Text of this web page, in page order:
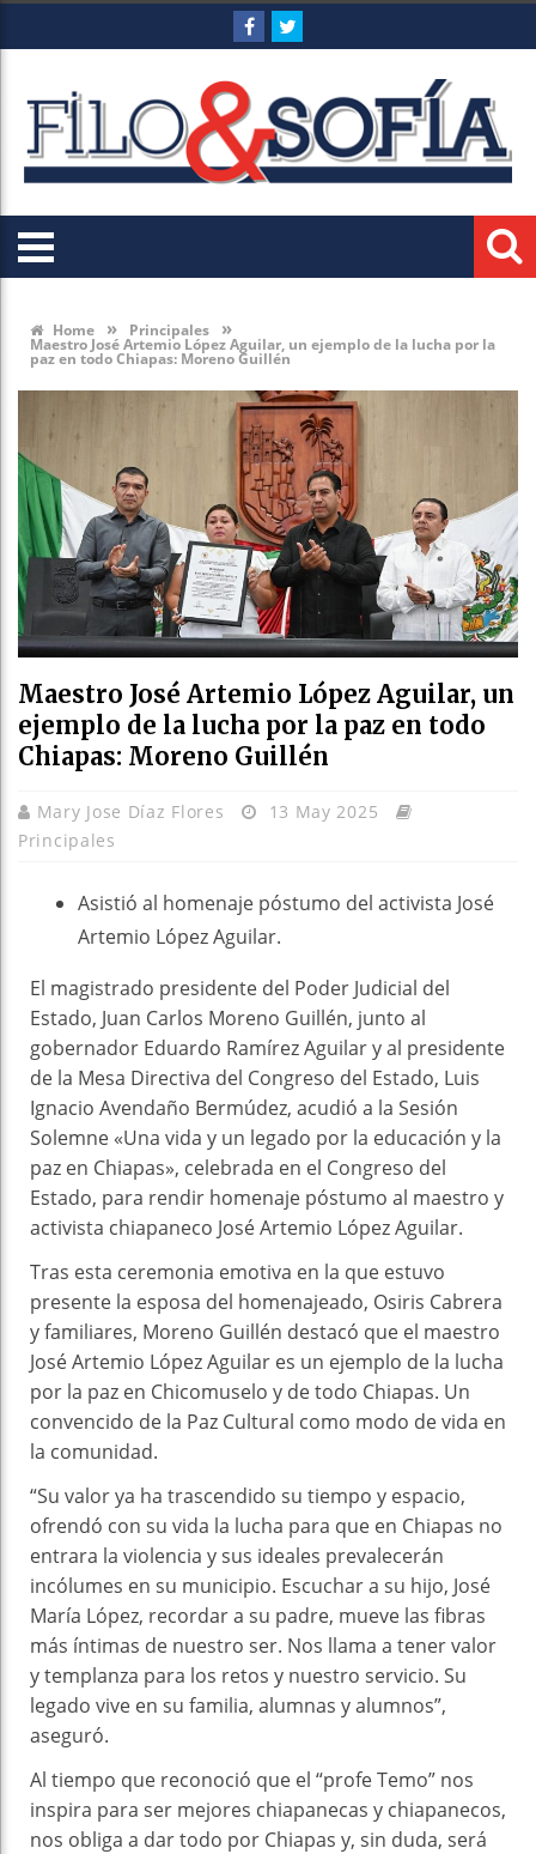
Home » Principales »
Maestro José Artemio López Aguilar, un ejemplo de la lucha por la
paz en todo Chiapas: Moreno Guillén
Maestro José Artemio López Aguilar, un
ejemplo de la lucha por la paz en todo
Chiapas: Moreno Guillén
Mary Jose Díaz Flores
13 May 2025
Principales
Asistió al homenaje póstumo del activista José
Artemio López Aguilar.
El magistrado presidente del Poder Judicial del
Estado, Juan Carlos Moreno Guillén, junto al
gobernador Eduardo Ramírez Aguilar y al presidente
de la Mesa Directiva del Congreso del Estado, Luis
Ignacio Avendaño Bermúdez, acudió a la Sesión
Solemne «Una vida y un legado por la educación y la
paz en Chiapas», celebrada en el Congreso del
Estado, para rendir homenaje póstumo al maestro y
activista chiapaneco José Artemio López Aguilar.
Tras esta ceremonia emotiva en la que estuvo
presente la esposa del homenajeado, Osiris Cabrera
y familiares, Moreno Guillén destacó que el maestro
José Artemio López Aguilar es un ejemplo de la lucha
por la paz en Chicomuselo y de todo Chiapas. Un
convencido de la Paz Cultural como modo de vida en
la comunidad.
“Su valor ya ha trascendido su tiempo y espacio,
ofrendó con su vida la lucha para que en Chiapas no
entrara la violencia y sus ideales prevalecerán
incólumes en su municipio. Escuchar a su hijo, José
María López, recordar a su padre, mueve las fibras
más íntimas de nuestro ser. Nos llama a tener valor
y templanza para los retos y nuestro servicio. Su
legado vive en su familia, alumnas y alumnos”,
aseguró.
Al tiempo que reconoció que el “profe Temo” nos
inspira para ser mejores chiapanecas y chiapanecos,
nos obliga a dar todo por Chiapas y, sin duda, será